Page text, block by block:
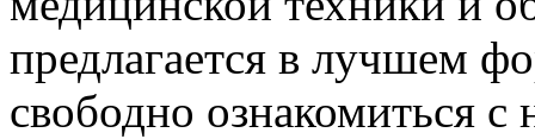
предлагается в лучшем
свободно ознакомиться